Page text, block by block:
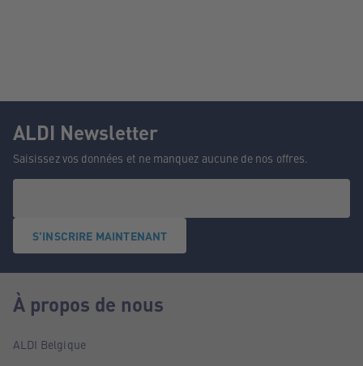
ALDI Newsletter
Saisissez vos données et ne manquez aucune de nos offres.
S'INSCRIRE MAINTENANT
À propos de nous
ALDI Belgique